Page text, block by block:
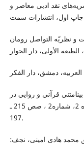
نشريه‌های نقد ادبی معاصر و
(2003م). اللسانيّات و نظريّه التواصل رومان
قاسم و غلام¬رضا شايقي (1389). بينامتني قرآني و روايي در
اشعار سید حمیری، فصلنامه لسان مبین، دوره 2، شماره2 ، صص 215 ـ
197.
تحقيق محمد هادى امينى، نجف: